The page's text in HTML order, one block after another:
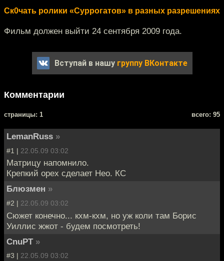
Ск0чать ролики «Суррогатов» в разных разрешениях
Фильм должен выйти 24 сентября 2009 года.
Вступай в нашу группу ВКонтакте
Комментарии
cтраницы: 1 всего: 95
LemanRuss »
#1 | 22.05.09 03:02
Матрицу напомнило.
Крепкий орех сделает Нео. КС
Блюзмен »
#2 | 22.05.09 03:02
Сюжет конечно... кхм-кхм, но уж коли там Борис
Уиллис жжот - будем посмотреть!
CnuPT »
#3 | 22.05.09 03:02